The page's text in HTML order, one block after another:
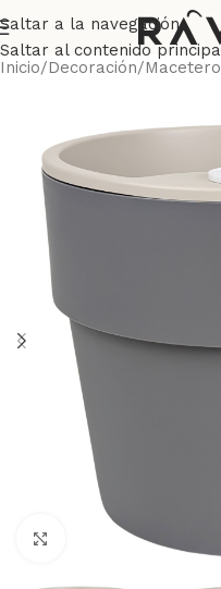
Saltar a la navegación
Saltar al contenido
Inicio/Decoración/
Haga clic para ampliar